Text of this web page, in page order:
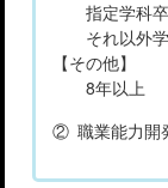
指定学科卒
それ以外学
【その他】
8年以上
② 職業能力開